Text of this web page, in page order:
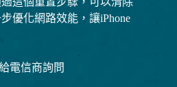
優化網路效能，讓iPhone
電信商詢問